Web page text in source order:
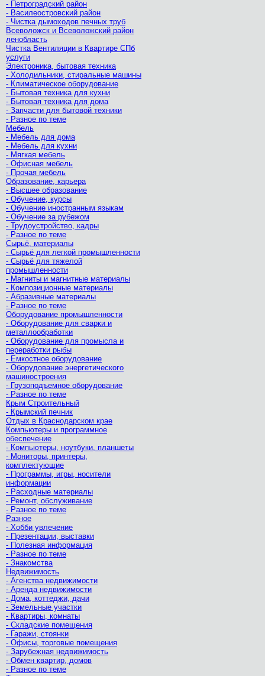
- Петроградский район
- Василеостровский район
- Чистка дымоходов печных труб
Всеволожск и Всеволожский район
ленобласть
Чистка Вентиляции в Квартире СПб
услуги
Электроника, бытовая техника
- Холодильники, стиральные машины
- Климатическое оборудование
- Бытовая техника для кухни
- Бытовая техника для дома
- Запчасти для бытовой техники
- Разное по теме
Мебель
- Мебель для дома
- Мебель для кухни
- Мягкая мебель
- Офисная мебель
- Прочая мебель
Образование, карьера
- Высшее образование
- Обучение, курсы
- Обучение иностранным языкам
- Обучение за рубежом
- Трудоустройство, кадры
- Разное по теме
Сырьё, материалы
- Сырьё для легкой промышленности
- Сырьё для тяжелой
промышленности
- Магниты и магнитные материалы
- Композиционные материалы
- Абразивные материалы
- Разное по теме
Оборудование промышленности
- Оборудование для сварки и
металлообработки
- Оборудование для промысла и
переработки рыбы
- Емкостное оборудование
- Оборудование энергетического
машиностроения
- Грузоподъемное оборудование
- Разное по теме
Крым Строительный
- Крымский печник
Отдых в Краснодарском крае
Компьютеры и программное
обеспечение
- Компьютеры, ноутбуки, планшеты
- Мониторы, принтеры,
комплектующие
- Программы, игры, носители
информации
- Расходные материалы
- Ремонт, обслуживание
- Разное по теме
Разное
- Хобби увлечение
- Презентации, выставки
- Полезная информация
- Разное по теме
- Знакомства
Недвижимость
- Агенства недвижимости
- Аренда недвижимости
- Дома, коттеджи, дачи
- Земельные участки
- Квартиры, комнаты
- Складские помещения
- Гаражи, стоянки
- Офисы, торговые помещения
- Зарубежная недвижимость
- Обмен квартир, домов
- Разное по теме